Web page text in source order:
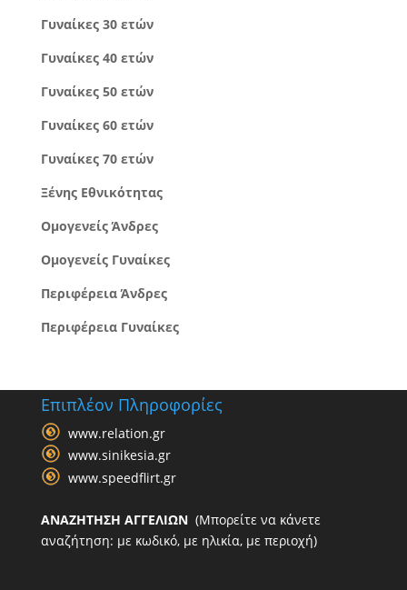
Γυναίκες 30 ετών
Γυναίκες 40 ετών
Γυναίκες 50 ετών
Γυναίκες 60 ετών
Γυναίκες 70 ετών
Ξένης Εθνικότητας
Ομογενείς Άνδρες
Ομογενείς Γυναίκες
Περιφέρεια Άνδρες
Περιφέρεια Γυναίκες
Επιπλέον Πληροφορίες
www.relation.gr
www.sinikesia.gr
www.speedflirt.gr
ΑΝΑΖΗΤΗΣΗ ΑΓΓΕΛΙΩΝ(Μπορείτε να κάνετε
αναζήτηση: με κωδικό, με ηλικία, με περιοχή)